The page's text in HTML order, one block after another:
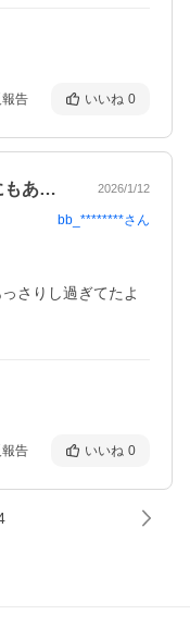
告 いいね 0
もう少し塩味が欲しい、あまりにもあっさ… 2026/1/12
bb_********さん
さりし過ぎてたよ
告 いいね 0